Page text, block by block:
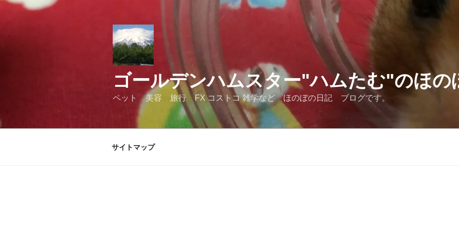
コ
ゴールデンハムスター"ハムたむ"のほの
ペット 美容 旅行 FX コストコ 雑学など ほのぼの日記 ブログです。
サイトマップ